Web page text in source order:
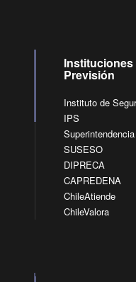
Previsión
Instituto de
IPS
SUSESO
DIPRECA
CAPREDENA
ChileAtiende
ChileValora